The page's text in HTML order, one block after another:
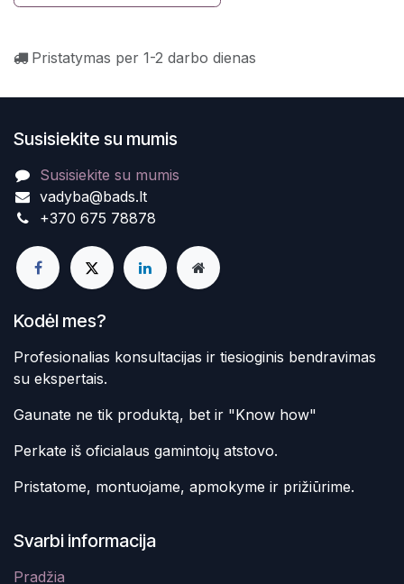
Pristatymas per 1-2 darbo dienas
Susisiekite su mumis
Susisiekite su mumis
vadyba@bads.lt
+370 675 78878
Kodėl mes?
Profesionalias konsultacijas ir tiesioginis bendravimas
su ekspertais.
Gaunate ne tik produktą, bet ir "Know how"
Perkate iš oficialaus gamintojų atstovo.
Pristatome, montuojame, apmokyme ir prižiūrime.
Svarbi informacija
Pradžia